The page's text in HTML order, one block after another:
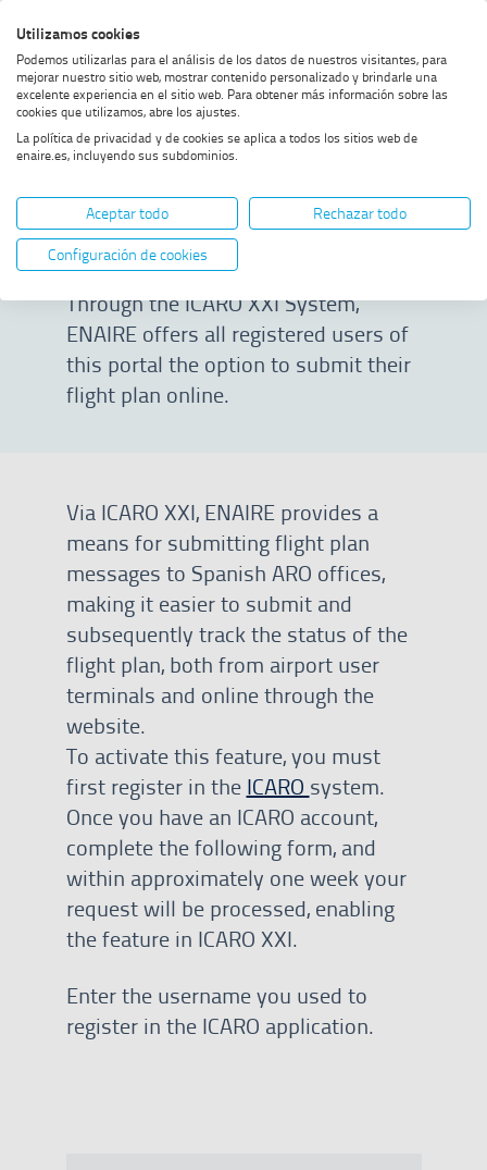
to
menu
to
content
to
footer
high
contrast
Home SHOW BREADCRUMB TRAIL OPTIONS
Submit your flight plan
online
Submit your flight
plan online
Through the ICARO XXI System,
ENAIRE offers all registered users of
this portal the option to submit their
flight plan online.
Via ICARO XXI, ENAIRE provides a
means for submitting flight plan
messages to Spanish ARO offices,
making it easier to submit and
subsequently track the status of the
flight plan, both from airport user
terminals and online through the
website.
To activate this feature, you must
first register in the ICARO system.
Once you have an ICARO account,
complete the following form, and
within approximately one week your
request will be processed, enabling
the feature in ICARO XXI.
Enter the username you used to
register in the ICARO application.
Utilizamos cookies
Podemos utilizarlas para el análisis de los datos de nuestros visitantes, para
mejorar nuestro sitio web, mostrar contenido personalizado y brindarle una
excelente experiencia en el sitio web. Para obtener más información sobre las
cookies que utilizamos, abre los ajustes.
La política de privacidad y de cookies se aplica a todos los sitios web de
enaire.es, incluyendo sus subdominios.
Aceptar todo
Rechazar todo
Configuración de cookies